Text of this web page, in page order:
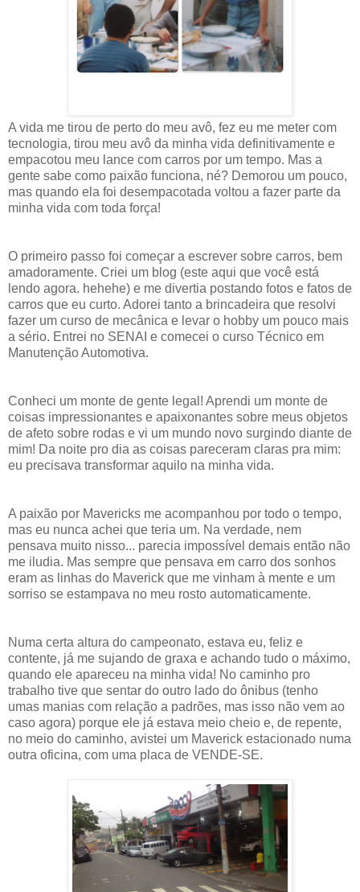
A vida me tirou de perto do meu avô, fez eu me meter com
tecnologia, tirou meu avô da minha vida definitivamente e
empacotou meu lance com carros por um tempo. Mas a
gente sabe como paixão funciona, né? Demorou um pouco,
mas quando ela foi desempacotada voltou a fazer parte da
minha vida com toda força!
O primeiro passo foi começar a escrever sobre carros, bem
amadoramente. Criei um blog (este aqui que você está
lendo agora. hehehe) e me divertia postando fotos e fatos de
carros que eu curto. Adorei tanto a brincadeira que resolvi
fazer um curso de mecânica e levar o hobby um pouco mais
a sério. Entrei no SENAI e comecei o curso Técnico em
Manutenção Automotiva.
Conheci um monte de gente legal! Aprendi um monte de
coisas impressionantes e apaixonantes sobre meus objetos
de afeto sobre rodas e vi um mundo novo surgindo diante de
mim! Da noite pro dia as coisas pareceram claras pra mim:
eu precisava transformar aquilo na minha vida.
A paixão por Mavericks me acompanhou por todo o tempo,
mas eu nunca achei que teria um. Na verdade, nem
pensava muito nisso... parecia impossível demais então não
me iludia. Mas sempre que pensava em carro dos sonhos
eram as linhas do Maverick que me vinham à mente e um
sorriso se estampava no meu rosto automaticamente.
Numa certa altura do campeonato, estava eu, feliz e
contente, já me sujando de graxa e achando tudo o máximo,
quando ele apareceu na minha vida! No caminho pro
trabalho tive que sentar do outro lado do ônibus (tenho
umas manias com relação a padrões, mas isso não vem ao
caso agora) porque ele já estava meio cheio e, de repente,
no meio do caminho, avistei um Maverick estacionado numa
outra oficina, com uma placa de VENDE-SE.